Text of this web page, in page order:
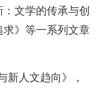
文学的传承与创
》等一系列文章
新人文趋向》，